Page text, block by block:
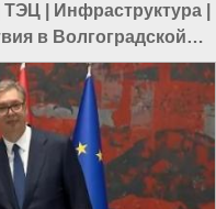
ТЭЦ Инфраструктура
в Волгоградской
|Происшествия в